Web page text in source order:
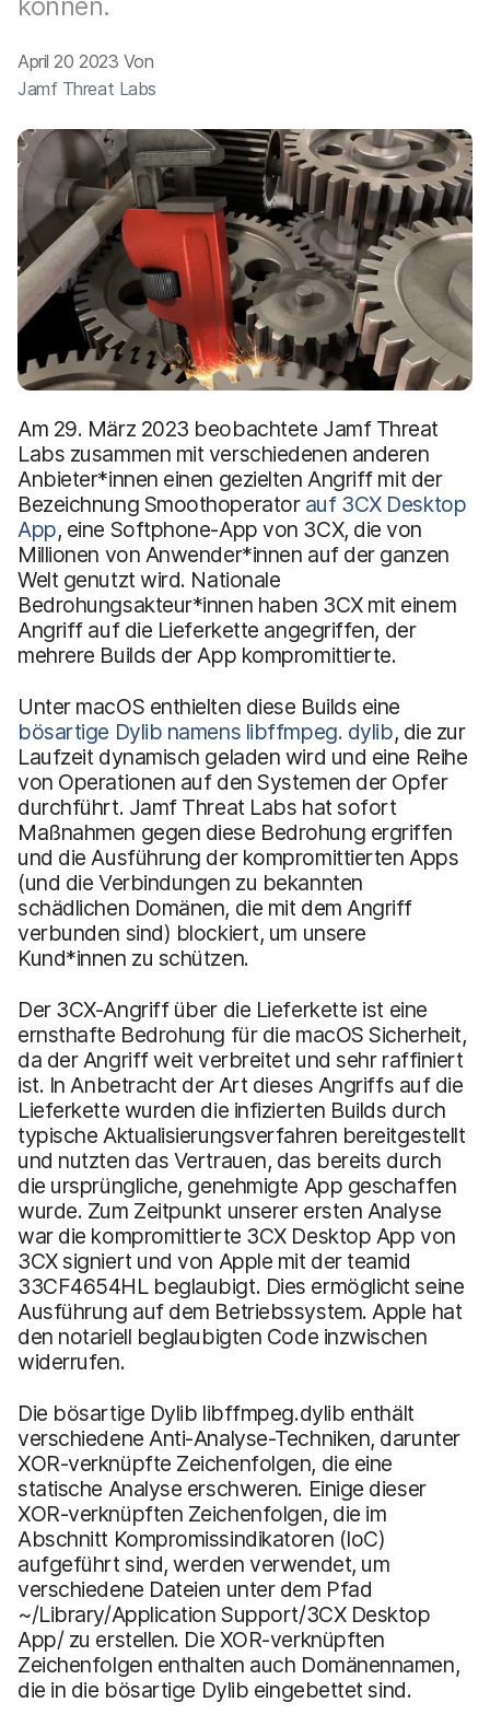
t
i
h
a
April 20 2023 Von
Jamf Threat Labs
Am 29. März 2023 beobachtete Jamf Threat
Labs zusammen mit verschiedenen anderen
Anbieter*innen einen gezielten Angriff mit der
Bezeichnung Smoothoperator auf 3CX Desktop
App, eine Softphone-App von 3CX, die von
Millionen von Anwender*innen auf der ganzen
Welt genutzt wird. Nationale
Bedrohungsakteur*innen haben 3CX mit einem
Angriff auf die Lieferkette angegriffen, der
mehrere Builds der App kompromittierte.
Unter macOS enthielten diese Builds eine
bösartige Dylib namens libffmpeg. dylib, die zur
Laufzeit dynamisch geladen wird und eine Reihe
von Operationen auf den Systemen der Opfer
durchführt. Jamf Threat Labs hat sofort
Maßnahmen gegen diese Bedrohung ergriffen
und die Ausführung der kompromittierten Apps
(und die Verbindungen zu bekannten
schädlichen Domänen, die mit dem Angriff
verbunden sind) blockiert, um unsere
Kund*innen zu schützen.
Der 3CX-Angriff über die Lieferkette ist eine
ernsthafte Bedrohung für die macOS Sicherheit,
da der Angriff weit verbreitet und sehr raffiniert
ist. In Anbetracht der Art dieses Angriffs auf die
Lieferkette wurden die infizierten Builds durch
typische Aktualisierungsverfahren bereitgestellt
und nutzten das Vertrauen, das bereits durch
die ursprüngliche, genehmigte App geschaffen
wurde. Zum Zeitpunkt unserer ersten Analyse
war die kompromittierte 3CX Desktop App von
3CX signiert und von Apple mit der teamid
33CF4654HL beglaubigt. Dies ermöglicht seine
Ausführung auf dem Betriebssystem. Apple hat
den notariell beglaubigten Code inzwischen
widerrufen.
Die bösartige Dylib libffmpeg.dylib enthält
verschiedene Anti-Analyse-Techniken, darunter
XOR-verknüpfte Zeichenfolgen, die eine
statische Analyse erschweren. Einige dieser
XOR-verknüpften Zeichenfolgen, die im
Abschnitt Kompromissindikatoren (IoC)
aufgeführt sind, werden verwendet, um
verschiedene Dateien unter dem Pfad
~/Library/Application Support/3CX Desktop
App/ zu erstellen. Die XOR-verknüpften
Zeichenfolgen enthalten auch Domänennamen,
die in die bösartige Dylib eingebettet sind.